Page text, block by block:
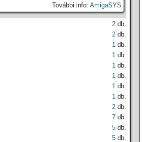
További info: AmigaSYS
2 db.
2 db.
1 db.
1 db.
1 db.
1 db.
1 db.
1 db.
2 db.
7 db.
5 db.
5 db.